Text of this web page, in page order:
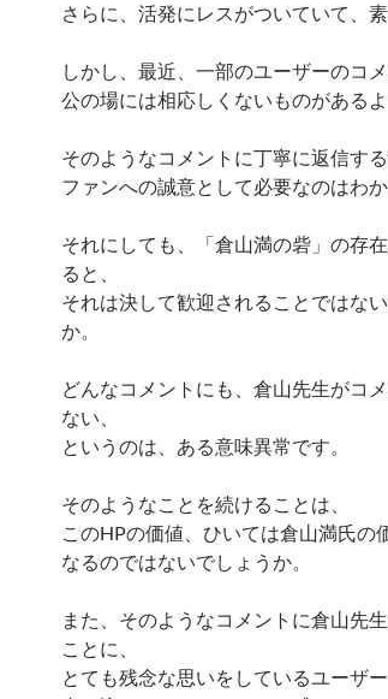
さらに、活発にレスがついていて、
しかし、最近、一部のユーザーのコメ
公の場には相応しくないものがあるよ
そのようなコメントに丁寧に返信する
ファンへの誠意として必要なのはわか
それにしても、「倉山満の砦」の存
ると、
それは決して歓迎されることではな
か。
どんなコメントにも、倉山先生がコ
ない、
というのは、ある意味異常です。
そのようなことを続けることは、
このHPの価値、ひいては倉山満氏の
なるのではないでしょうか。
また、そのようなコメントに倉山先
ことに、
とても残念な思いをしているユーザ